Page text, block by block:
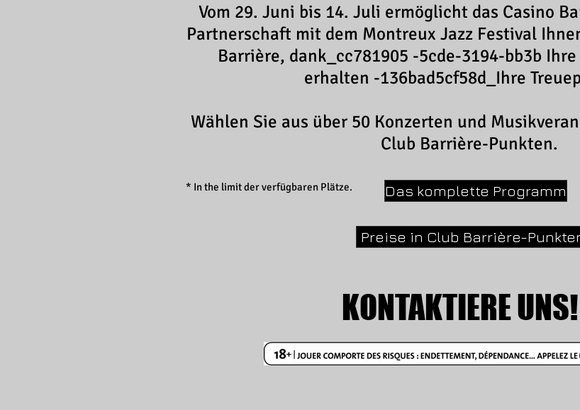
Vom 29. Juni bis 14. Juli ermöglicht das Casino
Partnerschaft mit dem Montreux Jazz Festival
Barrière, dank_cc781905 -5cde-3194-bb3b
erhalten -136bad5cf58d_Ihre
Wählen Sie aus über 50 Konzerten und
Club Barrière-Punkten.
* In the limit der verfügbaren Plätze. Das komplette Programm
Preise in Club Barrière-
KONTAKTIERE UNS!